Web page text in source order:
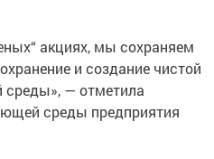
акциях, мы сохраняем
и создание чистой
среды», — отметила
среды предприятия